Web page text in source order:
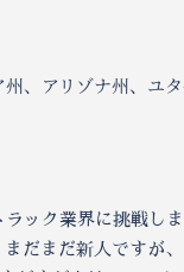
、ユタ州)
戦しました。愛犬2
すが、アメリカ